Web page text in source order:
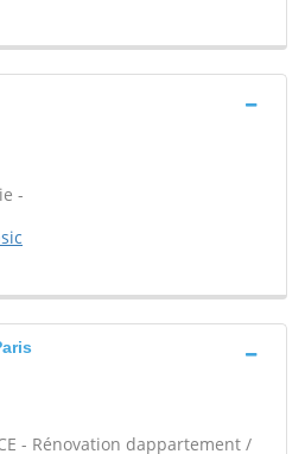
-
- Rénovation dappartement /